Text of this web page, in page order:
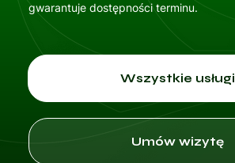
gwarantuje dostępności terminu.
Wszystkie usługi
Umów wizytę